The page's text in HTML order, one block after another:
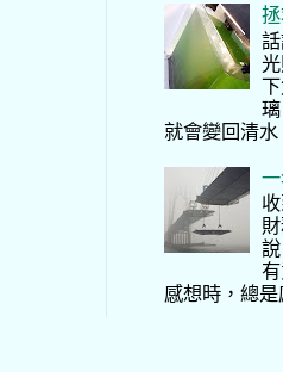
就會變回清
感想時，總